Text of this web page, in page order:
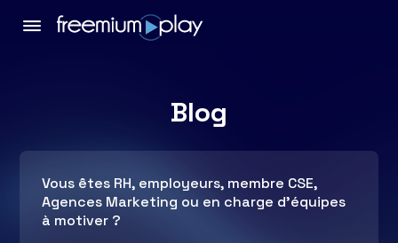
Blog
Vous êtes RH, employeurs, membre CSE,
Agences Marketing ou en charge d’équipes
à motiver ?